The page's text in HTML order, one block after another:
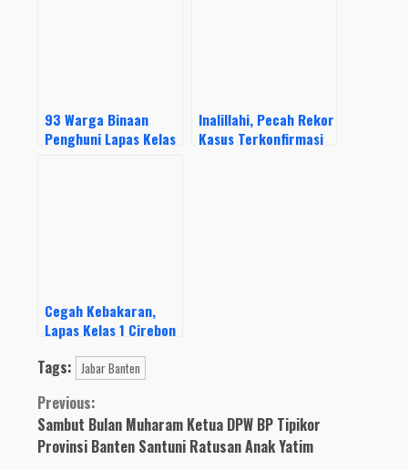
93 Warga Binaan
Penghuni Lapas Kelas
Inalillahi, Pecah Rekor
Kasus Terkonfirmasi
Cegah Kebakaran,
Lapas Kelas 1 Cirebon
Tags: Jabar Banten
Continue
Reading
Previous:
Sambut Bulan Muharam Ketua DPW BP Tipikor
Provinsi Banten Santuni Ratusan Anak Yatim